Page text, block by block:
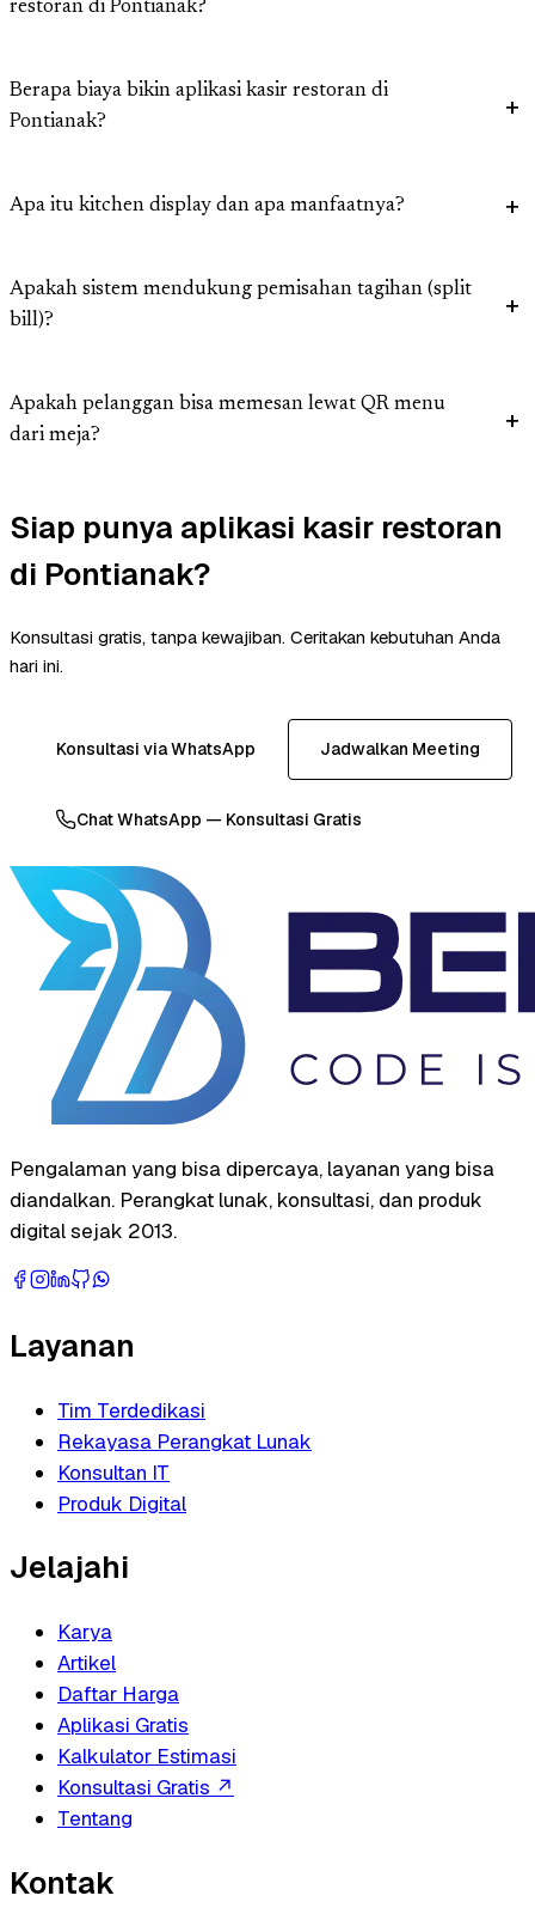
restoran di Pontianak?
Berapa biaya bikin aplikasi kasir restoran di
Pontianak?
Apa itu kitchen display dan apa manfaatnya?
Apakah sistem mendukung pemisahan tagihan (split
bill)?
Apakah pelanggan bisa memesan lewat QR menu
dari meja?
Siap punya aplikasi kasir restoran
di Pontianak?
Konsultasi gratis, tanpa kewajiban. Ceritakan kebutuhan Anda
hari ini.
Konsultasi via WhatsApp Jadwalkan Meeting
Chat WhatsApp — Konsultasi Gratis
Pengalaman yang bisa dipercaya, layanan yang bisa
diandalkan. Perangkat lunak, konsultasi, dan produk
digital sejak 2013.
Layanan
Tim Terdedikasi
Rekayasa Perangkat Lunak
Konsultan IT
Produk Digital
Jelajahi
Karya
Artikel
Daftar Harga
Aplikasi Gratis
Kalkulator Estimasi
Konsultasi Gratis ↗
Tentang
Kontak